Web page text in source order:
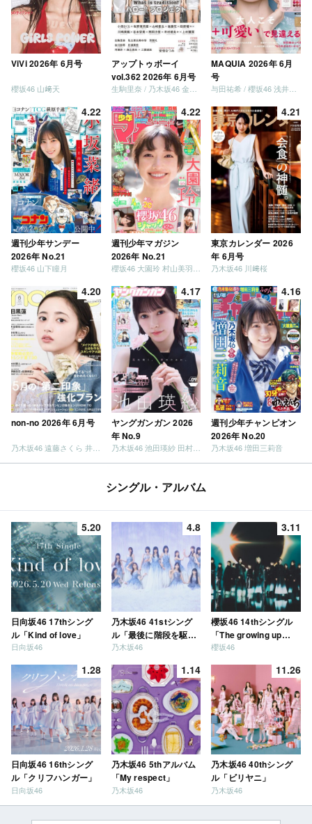
ViVi 2026年 6月号
櫻坂46 山﨑天
アップトゥボーイ
vol.362 2026年 6月号
生駒里奈 / 乃木坂46 金川紗耶 森平麗心
MAQUIA 2026年 6月
号
与田祐希 / 櫻坂46 浅井恋乃未
4.22
週刊少年サンデー
2026年 No.21
櫻坂46 山下瞳月
4.22
週刊少年マガジン
2026年 No.21
4.21
東京カレンダー 2026
年 6月号
乃木坂46 川﨑桜
4.20
non-no 2026年 6月号
4.17
ヤングガンガン 2026
年 No.9
乃木坂46 池田瑛紗 田村真佑
4.16
週刊少年チャンピオン
2026年 No.20
乃木坂46 増田三莉音
シングル・アルバム
5.20
日向坂46 17thシング
ル「Kind of love」
日向坂46
4.8
乃木坂46 41stシング
ル「最後に階段を駆け
上がったのはいつ
乃木坂46
3.11
櫻坂46 14thシングル
「The growing up
train」
櫻坂46
1.28
日向坂46 16thシング
ル「クリフハンガー」
日向坂46
1.14
乃木坂46 5thアルバム
「My respect」
乃木坂46
11.26
乃木坂46 40thシング
ル「ビリヤニ」
乃木坂46